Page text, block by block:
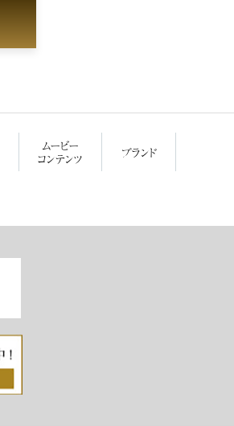
ムービー
コンテンツ
ブランド